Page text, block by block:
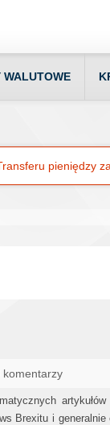
WALUTOWE
pieniędzy
komentarzy
Brexitu i